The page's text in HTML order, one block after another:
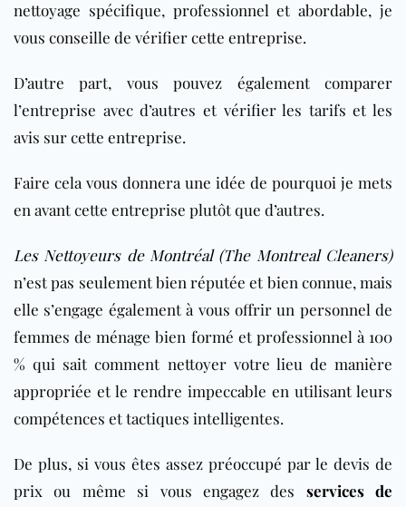
nettoyage spécifique, professionnel et abordable, je
vous conseille de vérifier cette entreprise.
D’autre part, vous pouvez également comparer
l’entreprise avec d’autres et vérifier les tarifs et les
avis sur cette entreprise.
Faire cela vous donnera une idée de pourquoi je mets
en avant cette entreprise plutôt que d’autres.
Les Nettoyeurs de Montréal (The Montreal Cleaners)
n’est pas seulement bien réputée et bien connue, mais
elle s’engage également à vous offrir un personnel de
femmes de ménage bien formé et professionnel à 100
% qui sait comment nettoyer votre lieu de manière
appropriée et le rendre impeccable en utilisant leurs
compétences et tactiques intelligentes.
De plus, si vous êtes assez préoccupé par le devis de
prix ou même si vous engagez des services de